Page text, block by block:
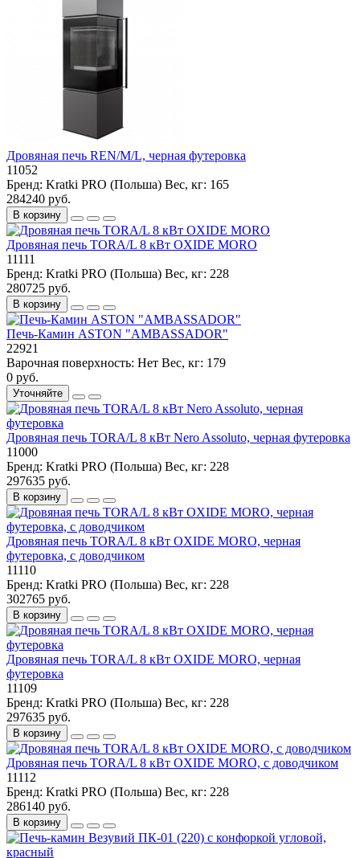
Дровяная печь REN/M/L, черная футеровка
11052
Бренд: Kratki PRO (Польша) Вес, кг: 165
284240 руб.
В корзину
Дровяная печь TORA/L 8 кВт OXIDE MORO
11111
Бренд: Kratki PRO (Польша) Вес, кг: 228
280725 руб.
В корзину
Печь-Камин ASTON "AMBASSADOR"
22921
Варочная поверхность: Нет Вес, кг: 179
0 руб.
Уточняйте
Дровяная печь TORA/L 8 кВт Nero Assoluto, черная футеровка
11000
Бренд: Kratki PRO (Польша) Вес, кг: 228
297635 руб.
В корзину
Дровяная печь TORA/L 8 кВт OXIDE MORO, черная
футеровка, с доводчиком
11110
Бренд: Kratki PRO (Польша) Вес, кг: 228
302765 руб.
В корзину
Дровяная печь TORA/L 8 кВт OXIDE MORO, черная
футеровка
11109
Бренд: Kratki PRO (Польша) Вес, кг: 228
297635 руб.
В корзину
Дровяная печь TORA/L 8 кВт OXIDE MORO, с доводчиком
11112
Бренд: Kratki PRO (Польша) Вес, кг: 228
286140 руб.
В корзину